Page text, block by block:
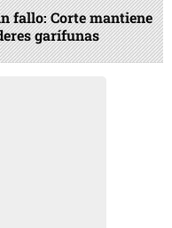
fallo: Corte mantiene
garífunas